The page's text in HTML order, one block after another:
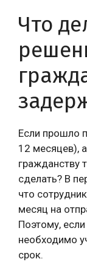
Что
Если прошло
12 месяцев),
гражданству
сделать? В
что
месяц на
Поэтому,
необходимо
срок.